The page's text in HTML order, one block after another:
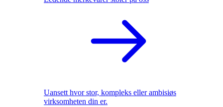
Uansett hvor stor, kompleks eller ambisiøs
virksomheten din er.